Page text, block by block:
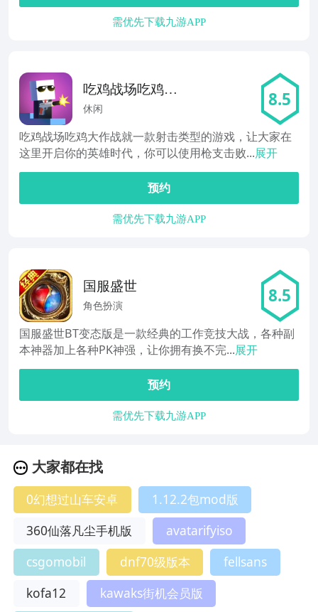
需优先下载九游APP
吃鸡战场吃鸡大
作战
休闲 8.5
吃鸡战场吃鸡大作战就一款射击类型的游戏，让大家在
这里开启你的英雄时代，你可以使用枪支击败...展开
预约
需优先下载九游APP
国服盛世
角色扮演 8.5
国服盛世BT变态版是一款经典的工作竞技大战，各种副
本神器加上各种PK神强，让你拥有换不完...展开
预约
需优先下载九游APP
大家都在找
0幻想过山车安卓
1.12.2包mod版
360仙落凡尘手机版
avatarifyiso
csgomobil
dnf70级版本
fellsans
kofa12
kawaks街机会员版